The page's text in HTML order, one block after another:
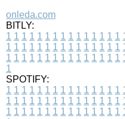
onleda.com
BITLY:
1 1 1 1 1 1 1 1 1 1 1 1 1 1 1
1 1 1 1 1 1 1 1 1 1 1 1 1 1 1
1 1 1 1 1 1 1 1 1 1 1 1 1 1 1
1
SPOTIFY:
1 1 1 1 1 1 1 1 1 1 1 1 1 1 1
1 1 1 1 1 1 1 1 1 1 1 1 1 1 1
1 1 1 1 1 1 1 1 1 1 1 1 1 1 1